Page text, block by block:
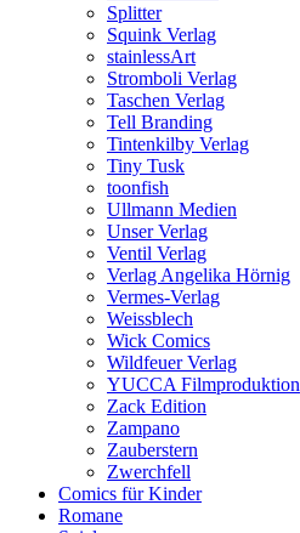
Splitter
Squink Verlag
stainlessArt
Stromboli Verlag
Taschen Verlag
Tell Branding
Tintenkilby Verlag
Tiny Tusk
toonfish
Ullmann Medien
Unser Verlag
Ventil Verlag
Verlag Angelika Hörnig
Vermes-Verlag
Weissblech
Wick Comics
Wildfeuer Verlag
YUCCA Filmproduktion
Zack Edition
Zampano
Zauberstern
Zwerchfell
Comics für Kinder
Romane